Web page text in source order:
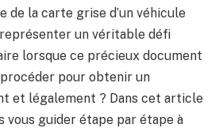
de la carte grise d’un véhicule
un véritable défi
lorsque ce précieux document
procéder pour obtenir un
et légalement ? Dans cet article
vous guider étape par étape à